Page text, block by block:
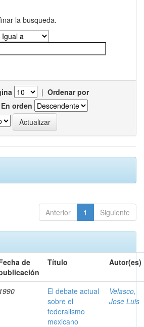
la busqueda.
| Ordenar por
En orden
Anterior 1 Siguiente
de
Título Autor(es)
1990
El debate actual
sobre el
federalismo
mexicano
Velasco,
Jose Luis